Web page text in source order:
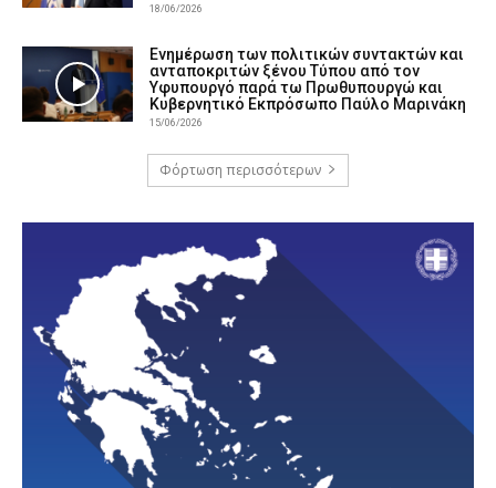
18/06/2026
Ενημέρωση των πολιτικών συντακτών και
ανταποκριτών ξένου Τύπου από τον
Υφυπουργό παρά τω Πρωθυπουργώ και
Κυβερνητικό Εκπρόσωπο Παύλο Μαρινάκη
15/06/2026
Φόρτωση περισσότερων